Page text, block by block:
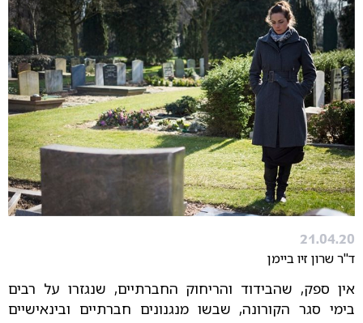
21.04.20
ד"ר שרון זיו ביימן
אין ספק, שהבידוד והריחוק החברתיים, שנגזרו על רבים
בימי סגר הקורונה, שבשו מנגנונים חברתיים ובינאישיים